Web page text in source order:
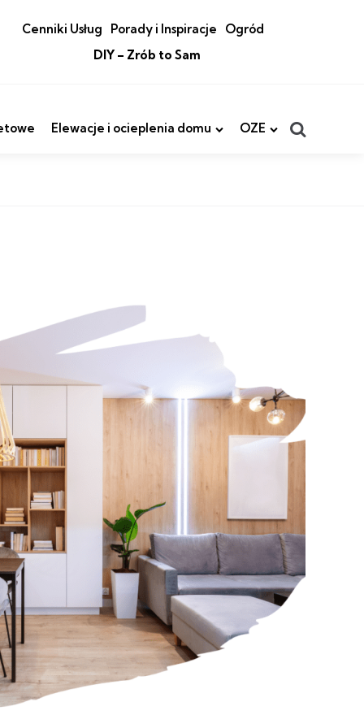
Cenniki Usług Porady i Inspiracje
Ogród
DIY – Zrób to Sam
Elewacje i ocieplenia domu OZE